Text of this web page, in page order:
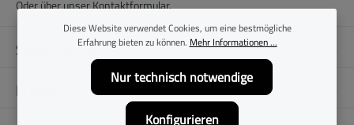
Oder über unserKontaktformular.
Shop-Service
Filialen
Diese Website verwendet Cookies, um eine bestmögliche
Erfahrung bieten zu können. Mehr Informationen ...
Nur technisch notwendige
Konfigurieren